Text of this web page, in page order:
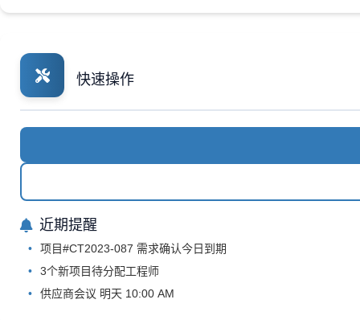
快速操作
近期提醒
项目#CT2023-087 需求确认今日到期
3个新项目待分配工程师
供应商会议 明天 10:00 AM